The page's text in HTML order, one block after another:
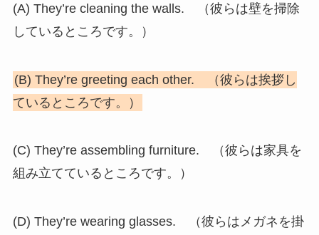
(A) They’re cleaning the walls. （彼らは壁を掃除
しているところです。）
(B) They’re greeting each other. （彼らは挨拶し
ているところです。）
(C) They’re assembling furniture. （彼らは家具を
組み立てているところです。）
(D) They’re wearing glasses. （彼らはメガネを掛